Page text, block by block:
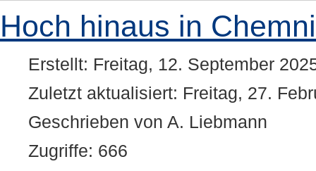
Hoch hinaus in
Erstellt: Freitag, 12. September
Zuletzt aktualisiert: Freitag, 27.
Geschrieben von A. Liebmann
Zugriffe: 666